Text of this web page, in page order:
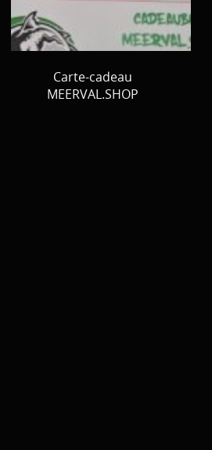
Bateau / Float tube // tout la
Tent / Chair / Tapis de
Par Marque
Carte-cadeau
MEERVAL.SHOP